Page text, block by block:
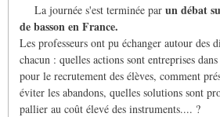
La journée s'est terminée par un débat
de basson en France.
Les professeurs ont pu échanger autour des
chacun : quelles actions sont entreprises
pour le recrutement des élèves, comment
éviter les abandons, quelles solutions sont
pallier au coût élevé des instruments.... ?